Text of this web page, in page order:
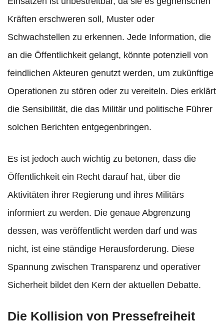
Kräften erschweren soll, Muster oder
Schwachstellen zu erkennen. Jede Information, die
an die Öffentlichkeit gelangt, könnte potenziell von
feindlichen Akteuren genutzt werden, um zukünftige
Operationen zu stören oder zu vereiteln. Dies erklärt
die Sensibilität, die das Militär und politische Führer
solchen Berichten entgegenbringen.
Es ist jedoch auch wichtig zu betonen, dass die
Öffentlichkeit ein Recht darauf hat, über die
Aktivitäten ihrer Regierung und ihres Militärs
informiert zu werden. Die genaue Abgrenzung
dessen, was veröffentlicht werden darf und was
nicht, ist eine ständige Herausforderung. Diese
Spannung zwischen Transparenz und operativer
Sicherheit bildet den Kern der aktuellen Debatte.
Die Kollision von Pressefreiheit